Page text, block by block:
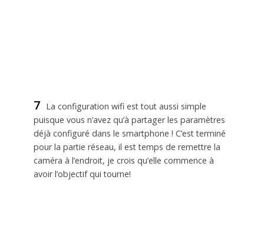
7
La configuration wifi est tout aussi simple
puisque vous n’avez qu’à partager les paramètres
déjà configuré dans le smartphone ! C’est terminé
pour la partie réseau, il est temps de remettre la
caméra à l’endroit, je crois qu’elle commence à
avoir l’objectif qui tourne!